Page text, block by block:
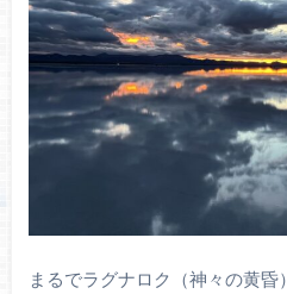
まるでラグナロク（神々の黄昏